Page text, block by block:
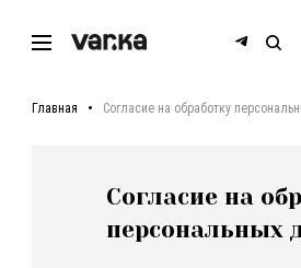
Главная Согласие на обработку
Согласие на
персональных